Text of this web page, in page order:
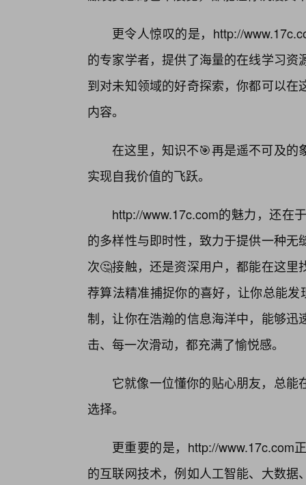
更令人惊叹的是，http://
的专家学者，提供了海量的在线学习
到对未知领域的好奇探索，你都可以
内容。
在这里，知识不🎯再是遥不可及的
实现自我价值的飞跃。
http://www.17c.com的魅力，还在
的多样性与即时性，致力于提供一种
次🤔接触，还是资深用户，都能在这
荐算法精准捕捉你的喜好，让你总能
制，让你在浩瀚的信息海洋中，能够
击、每一次滑动，都充满了愉悦感。
它就像一位懂你的贴心朋友，总
选择。
更重要的是，http://www.17c.com
的互联网技术，例如人工智能、大数